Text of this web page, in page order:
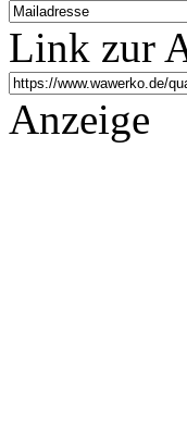
Link zur
Anzeige